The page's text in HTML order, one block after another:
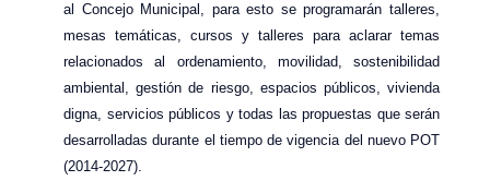
al Concejo Municipal, para esto se programarán talleres,
mesas temáticas, cursos y talleres para aclarar temas
relacionados al ordenamiento, movilidad, sostenibilidad
ambiental, gestión de riesgo, espacios públicos, vivienda
digna, servicios públicos y todas las propuestas que serán
desarrolladas durante el tiempo de vigencia del nuevo POT
(2014-2027).